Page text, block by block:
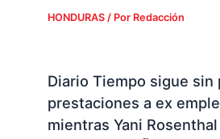
HONDURAS/ Por Redacción
Diario Tiempo sigue sin
prestaciones a ex
mientras Yani